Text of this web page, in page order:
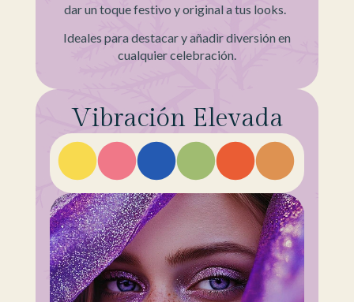
dar un toque festivo y original a tus looks.
Ideales para destacar y añadir diversión en
cualquier celebración.
Vibración Elevada